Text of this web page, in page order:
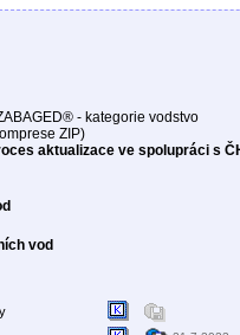
- kategorie vodstvo
ZIP)
aktualizace ve spolupráci s
vod